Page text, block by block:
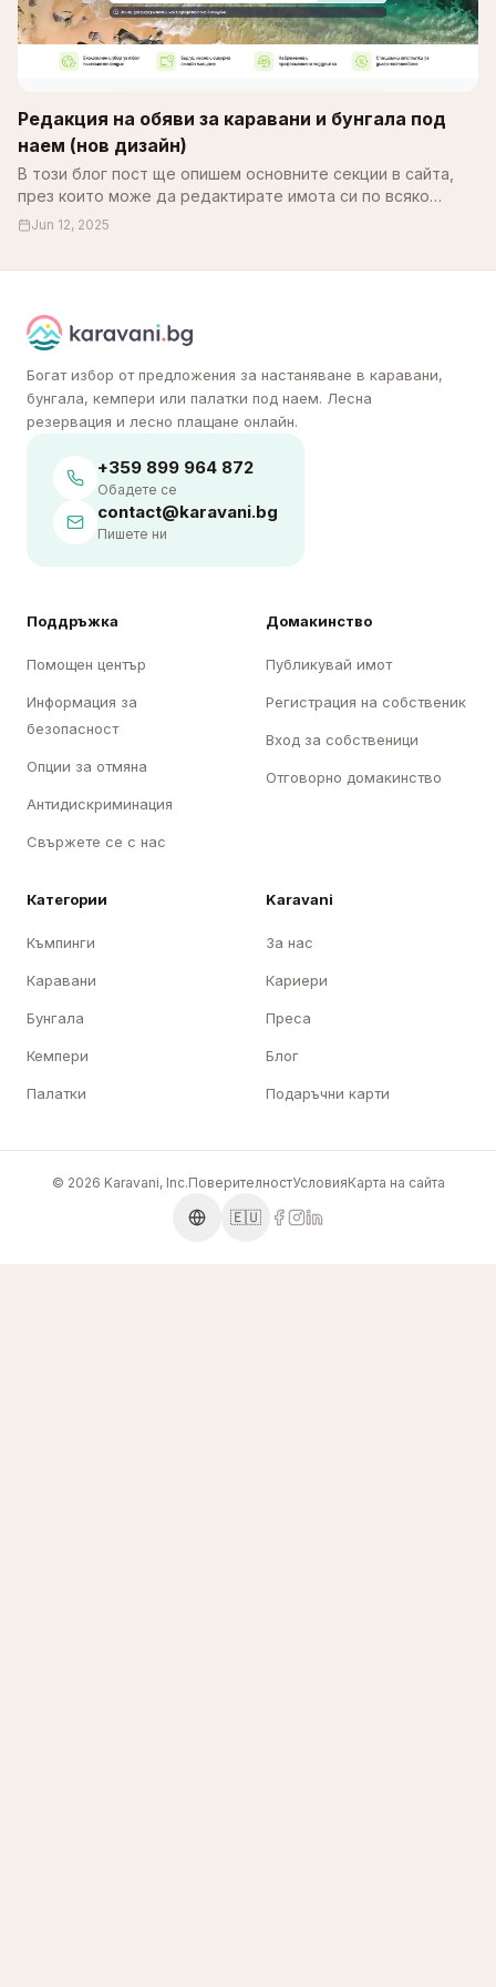
Редакция на обяви за каравани и бунгала под
наем (нов дизайн)
В този блог пост ще опишем основните секции в сайта,
през които може да редактирате имота си по всяко
време. В края на май месец обновихме част от
Jun 12, 2025
Богат избор от предложения за настаняване в каравани,
бунгала, кемпери или палатки под наем. Лесна
резервация и лесно плащане онлайн.
+359 899 964 872
Обадете се
contact@karavani.bg
Пишете ни
Поддръжка
Помощен център
Информация за
безопасност
Опции за отмяна
Антидискриминация
Свържете се с нас
Домакинство
Публикувай имот
Регистрация на собственик
Вход за собственици
Отговорно домакинство
Категории
Къмпинги
Каравани
Бунгала
Кемпери
Палатки
Karavani
За нас
Кариери
Преса
Блог
Подаръчни карти
© 2026 Karavani, Inc.ПоверителностУсловияКарта на сайта
🇪🇺